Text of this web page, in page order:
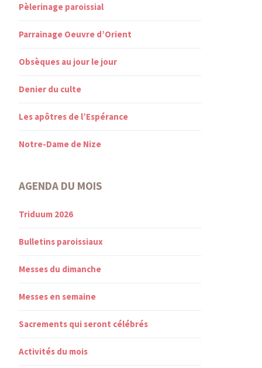
Pèlerinage paroissial
Parrainage Oeuvre d’Orient
Obsèques au jour le jour
Denier du culte
Les apôtres de l’Espérance
Notre-Dame de Nize
AGENDA DU MOIS
Triduum 2026
Bulletins paroissiaux
Messes du dimanche
Messes en semaine
Sacrements qui seront célébrés
Activités du mois